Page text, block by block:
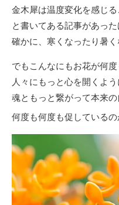
金木犀は温度変化を感じる
と書いてある記事があった
確かに、寒くなったり暑く
でもこんなにもお花が何度
人々にもっと心を開くよう
魂ともっと繋がって本来の
何度も何度も促している